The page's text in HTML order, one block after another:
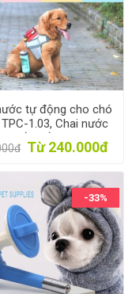
tự động cho chó
1.03, Chai nước
uống cầm tay, Dụng
pet uống nước
Từ 240.000đ
-33%